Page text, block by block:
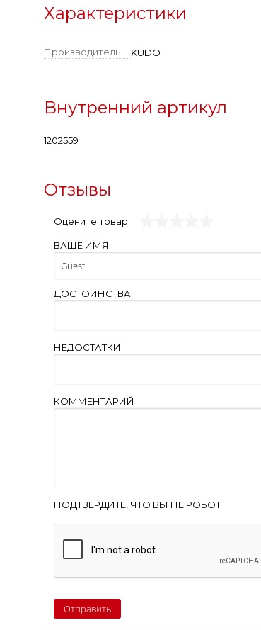
Характеристики
Производитель KUDO
Внутренний артикул
1202559
Отзывы
Оцените товар:
ВАШЕ ИМЯ
ДОСТОИНСТВА
НЕДОСТАТКИ
КОММЕНТАРИЙ
ПОДТВЕРДИТЕ, ЧТО ВЫ НЕ РОБОТ